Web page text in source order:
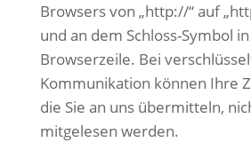
Browsers von „http://“ auf
und an dem Schloss-Symbol
Browserzeile. Bei
Kommunikation können Ihre
die Sie an uns übermitteln,
mitgelesen werden.